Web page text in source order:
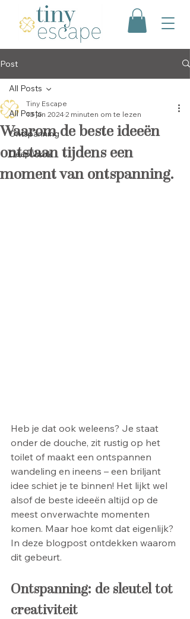
Post
All Posts
Ontspanning
Deep Work
All Posts
Waarom de beste ideeën
ontstaan tijdens een
moment van ontspanning.
Tiny Escape
13 jun 20242 minuten om te lezen
Heb je dat ook weleens? Je staat
onder de douche, zit rustig op het
toilet of maakt een ontspannen
wandeling en ineens – een briljant
idee schiet je te binnen! Het lijkt wel
alsof de beste ideeën altijd op de
meest onverwachte momenten
komen. Maar hoe komt dat eigenlijk?
In deze blogpost ontdekken waarom
dit gebeurt.
Ontspanning: de sleutel tot
creativiteit